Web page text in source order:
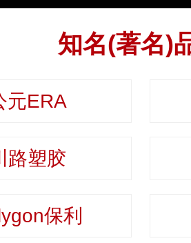
知名(著名)
元ERA
路塑胶
保利